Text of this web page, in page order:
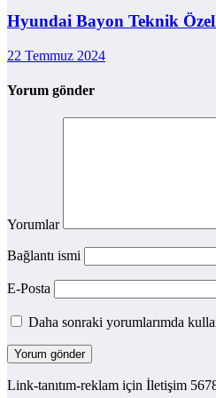
Hyundai Bayon Teknik
22 Temmuz 2024
Yorum gönder
Yorumlar
Bağlantı ismi
E-Posta
Daha sonraki yorumlarımda
Link-tanıtım-reklam için İletişim